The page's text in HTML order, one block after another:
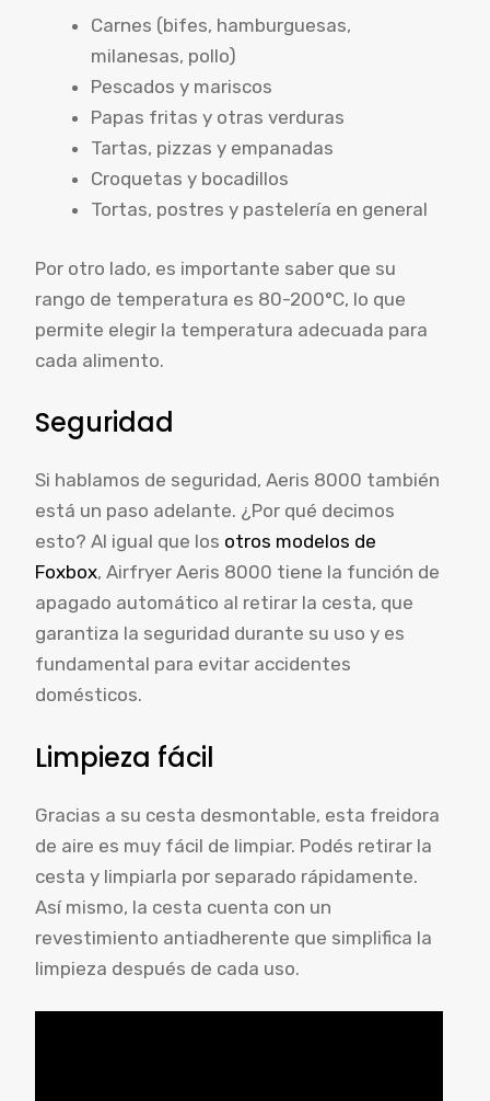
Carnes (bifes, hamburguesas,
milanesas, pollo)
Pescados y mariscos
Papas fritas y otras verduras
Tartas, pizzas y empanadas
Croquetas y bocadillos
Tortas, postres y pastelería en general
Por otro lado, es importante saber que su
rango de temperatura es 80-200°C, lo que
permite elegir la temperatura adecuada para
cada alimento.
Seguridad
Si hablamos de seguridad, Aeris 8000 también
está un paso adelante. ¿Por qué decimos
esto? Al igual que los otros modelos de
Foxbox, Airfryer Aeris 8000 tiene la función de
apagado automático al retirar la cesta, que
garantiza la seguridad durante su uso y es
fundamental para evitar accidentes
domésticos.
Limpieza fácil
Gracias a su cesta desmontable, esta freidora
de aire es muy fácil de limpiar. Podés retirar la
cesta y limpiarla por separado rápidamente.
Así mismo, la cesta cuenta con un
revestimiento antiadherente que simplifica la
limpieza después de cada uso.